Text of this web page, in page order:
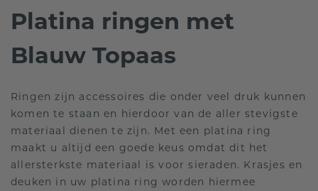
Platina ringen met
Blauw Topaas
Ringen zijn accessoires die onder veel druk kunnen
komen te staan en hierdoor van de aller stevigste
materiaal dienen te zijn. Met een platina ring
maakt u altijd een goede keus omdat dit het
allersterkste materiaal is voor sieraden. Krasjes en
deuken in uw platina ring worden hiermee